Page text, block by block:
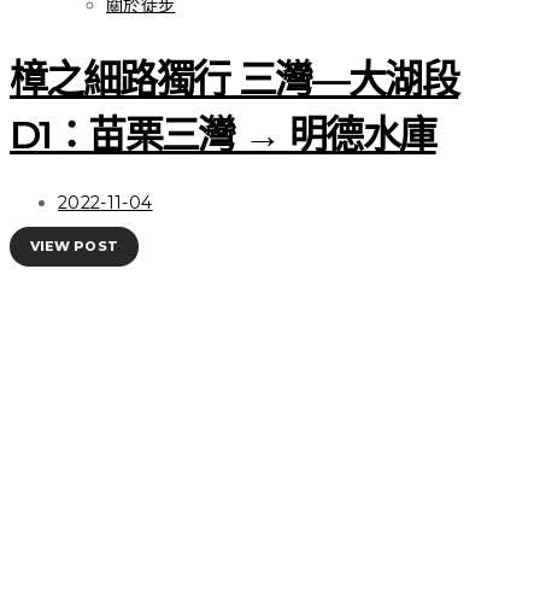
Salomon X Ultra 4 GTX
登山鞋，性能依舊優秀、
顏值大幅提升
關於徒步
樟之細路獨行 三灣—大湖段
D1：苗栗三灣 → 明德水庫
2022-11-04
VIEW POST